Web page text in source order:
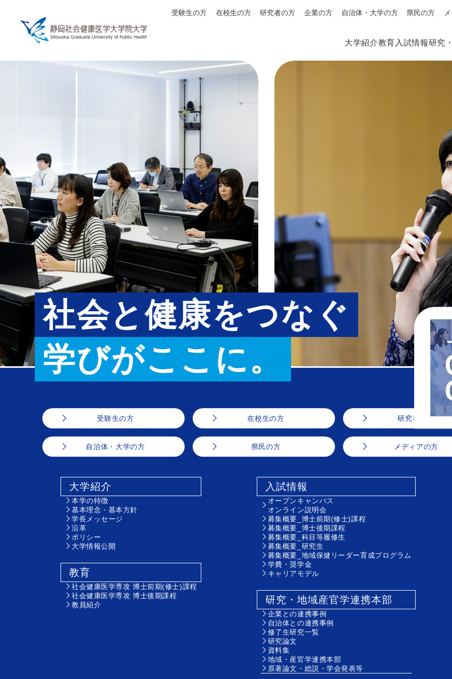
受験生の方 在校生の方 研究者の方 企業の方 自治体・大学の方 県民の方
大学紹介教育 入試情報研究
社会と健康をつなぐ
学びがここに。
受験生の方 在校生の方 研究者の方
自治体・大学の方 県民の方 メディアの方
大学紹介
本学の特徴
基本理念・基本方針
学長メッセージ
沿革
ポリシー
大学情報公開
教育
社会健康医学専攻 博士前期(修士)課程
社会健康医学専攻 博士後期課程
教員紹介
入試情報
オープンキャンパス
オンライン説明会
募集概要_博士前期(修士)課程
募集概要_博士後期課程
募集概要_科目等履修生
募集概要_研究生
募集概要_地域保健リーダー育成プログラム
学費・奨学金
キャリアモデル
研究・地域産官学連携本部
企業との連携事例
自治体との連携事例
修了生研究一覧
研究論文
資料集
地域・産官学連携本部
原著論文・総説・学会発表等